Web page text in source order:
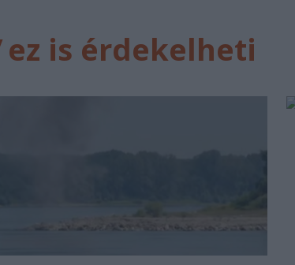
ez is érdekelheti